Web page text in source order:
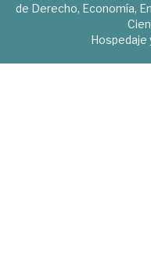
de Derecho, Economía,
Hospedaje